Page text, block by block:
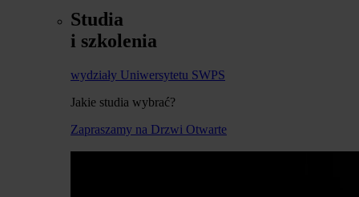
Studia
i szkolenia
wydziały Uniwersytetu SWPS
Jakie studia wybrać?
Zapraszamy na Drzwi Otwarte